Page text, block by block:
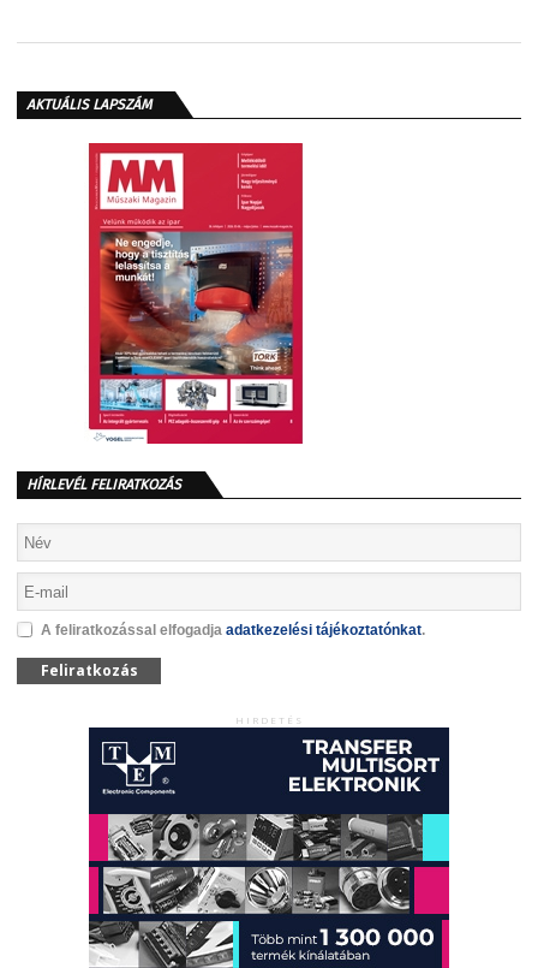
AKTUÁLIS LAPSZÁM
HÍRLEVÉL FELIRATKOZÁS
A feliratkozással elfogadja adatkezelési tájékoztatónkat.
Feliratkozás
HIRDETÉS